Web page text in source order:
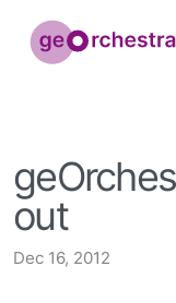
out
Dec 16, 2012